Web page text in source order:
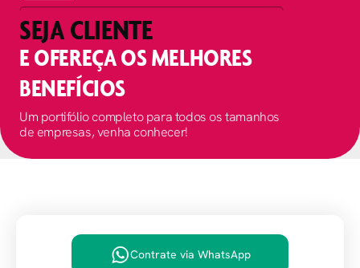
SEJA CLIENTE
E OFEREÇA OS MELHORES
BENEFÍCIOS
Um portifólio completo para todos os tamanhos
de empresas, venha conhecer!
Contrate via WhatsApp